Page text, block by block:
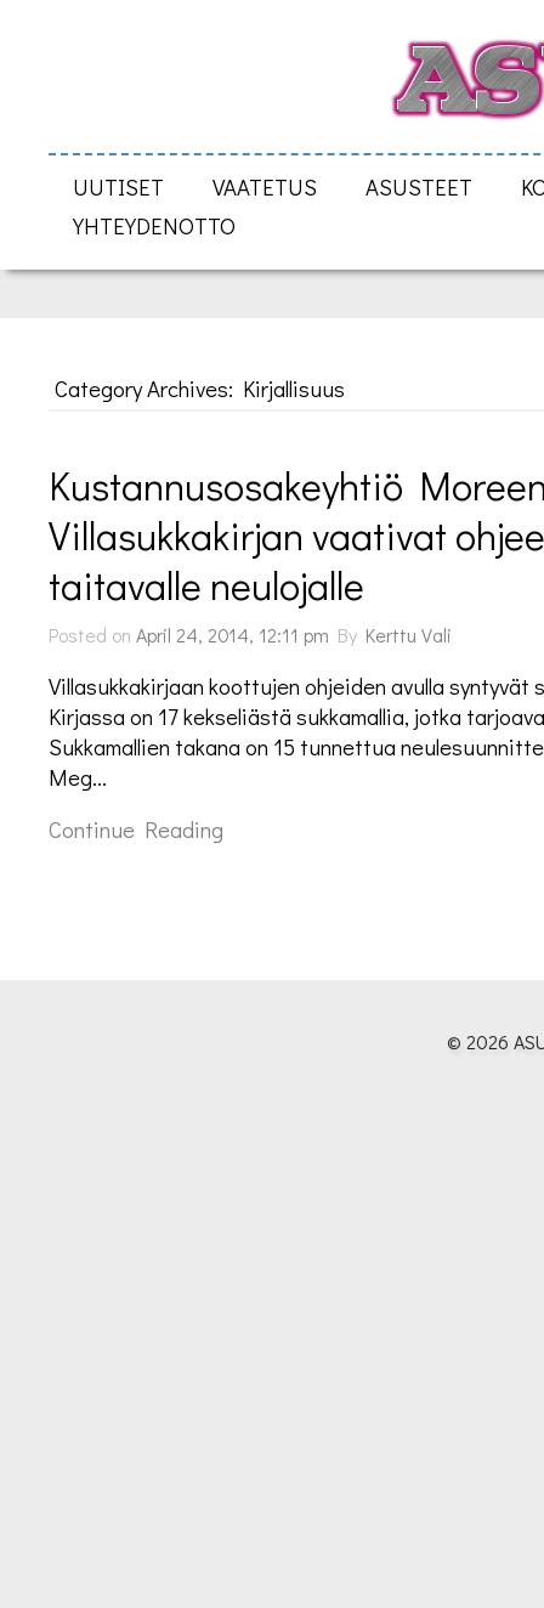
UUTISET VAATETUS ASUSTEET
YHTEYDENOTTO
Category Archives: Kirjallisuus
Kustannusosakeyhtiö
Villasukkakirjan vaativat
taitavalle neulojalle
Posted on April 24, 2014, 12:11 pm By Kerttu Vali
Villasukkakirjaan koottujen ohjeiden avulla syntyvät
Kirjassa on 17 kekseliästä sukkamallia, jotka
Sukkamallien takana on 15 tunnettua
Meg…
Continue Reading
© 2026